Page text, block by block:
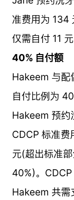
准费用为 134
仅需自付 11
40% 自付额
Hakeem 与配
自付比例为
Hakeem 预约
CDCP 标准费
元(超出标准
40%)。
Hakeem 共